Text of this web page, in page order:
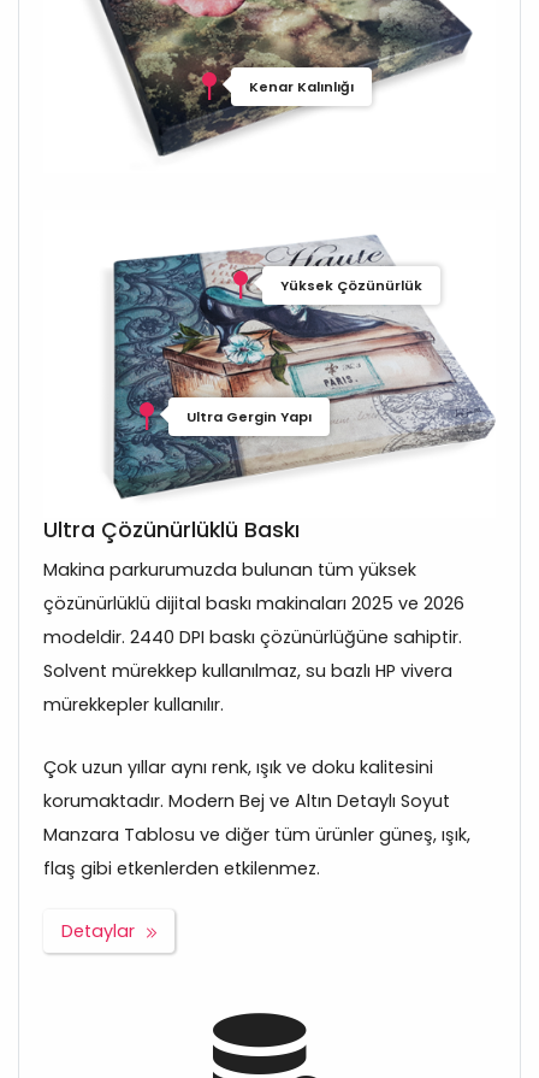
Kenar Kalınlığı
Yüksek Çözünürlük
Ultra Gergin Yapı
Ultra Çözünürlüklü Baskı
Makina parkurumuzda bulunan tüm yüksek
çözünürlüklü dijital baskı makinaları 2025 ve 2026
modeldir. 2440 DPI baskı çözünürlüğüne sahiptir.
Solvent mürekkep kullanılmaz, su bazlı HP vivera
mürekkepler kullanılır.
Çok uzun yıllar aynı renk, ışık ve doku kalitesini
korumaktadır. Modern Bej ve Altın Detaylı Soyut
Manzara Tablosu ve diğer tüm ürünler güneş, ışık,
flaş gibi etkenlerden etkilenmez.
Detaylar